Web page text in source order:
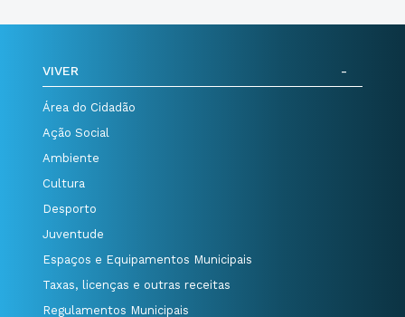
VIVER
Área do Cidadão
Ação Social
Ambiente
Cultura
Desporto
Juventude
Espaços e Equipamentos Municipais
Taxas, licenças e outras receitas
Regulamentos Municipais